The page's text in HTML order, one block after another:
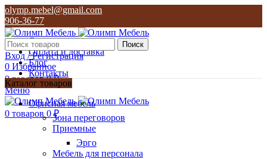
olymp.mebel@gmail.com
906-36-77
О нас
Оплата и доставка
Блог
Контакты
906-36-77
Поиск
Вход / Регистрация
0 Избранное
0товаров 0₽
Меню
0 товаров 0₽
Каталог товаров
Офисная мебель
Зона переговоров
Приемные
Эрго
Мебель для персонала